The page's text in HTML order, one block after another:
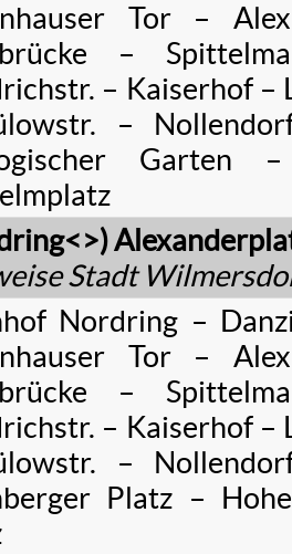
Tor –
–
– Kaiserhof –
–
Garten
Stadt
Nordring –
Tor –
–
– Kaiserhof –
–
Platz –